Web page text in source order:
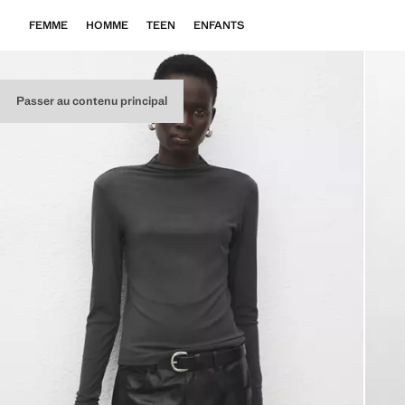
Passer au contenu principal
FEMME HOMME TEEN ENFANTS